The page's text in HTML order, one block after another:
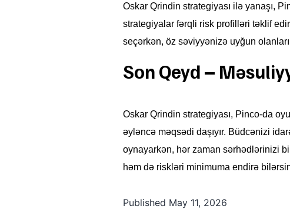
Oskar Qrindin strategiyası ilə yanaşı,
strategiyalar fərqli risk profilləri təklif
seçərkən, öz səviyyənizə uyğun
Son Qeyd –
Oskar Qrindin strategiyası, Pinco-da
əyləncə məqsədi daşıyır. Büdcənizi
oynayarkən, hər zaman sərhədlərinizi
həm də riskləri minimuma endirə
Published May 11, 2026